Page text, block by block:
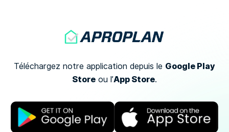
Téléchargez notre application depuis le Google Play
Store ou l’App Store.